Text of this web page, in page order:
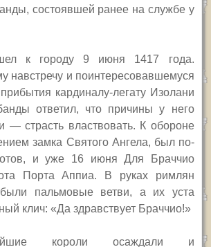
состоявшей ранее на службе у
к городу 9 июня 1417 года.
навстречу и поинтересовавшемуся
кардиналу-легату Изолани
ответил, что причины у него
— страсть властвовать. К обороне
замка Святого Ангела, был по-
и уже 16 июня Для Браччио
Порта Аппиа. В руках римлян
пальмовые ветви, а их уста
клич: «Да здравствует Браччио!»
короли осаждали и